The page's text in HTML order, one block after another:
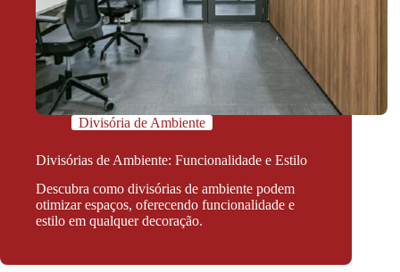
Divisória de Ambiente
Divisórias de Ambiente: Funcionalidade e Estilo
Descubra como divisórias de ambiente podem
otimizar espaços, oferecendo funcionalidade e
estilo em qualquer decoração.